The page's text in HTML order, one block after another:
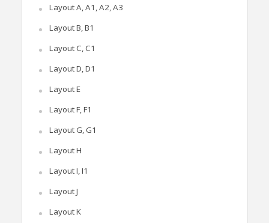
Layout A, A1, A2, A3
Layout B, B1
Layout C, C1
Layout D, D1
Layout E
Layout F, F1
Layout G, G1
Layout H
Layout I, I1
Layout J
Layout K